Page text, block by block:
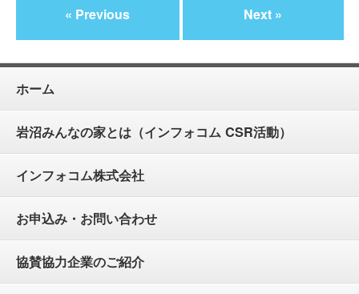
« Previous Next »
ホーム
岩沼みんなの家とは（インフォコム CSR活動）
インフォコム株式会社
お申込み・お問い合わせ
協賛協力企業のご紹介